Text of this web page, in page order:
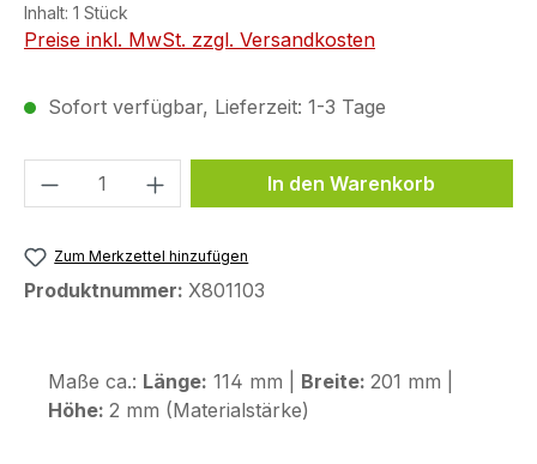
Inhalt: 1 Stück
Preise inkl. MwSt. zzgl. Versandkosten
Sofort verfügbar, Lieferzeit: 1-3 Tage
Produkt Anzahl: Gib denIn den Warenkorb
Zum Merkzettel hinzufügen
Produktnummer: X801103
Maße ca.: Länge: 114 mm | Breite: 201 mm |
Höhe: 2 mm (Materialstärke)